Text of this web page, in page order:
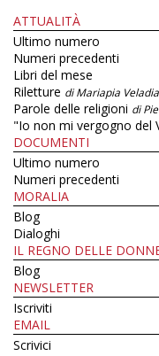
ATTUALITÀ
Ultimo numero
Numeri precedenti
Libri del mese
Riletture di Mariapia
Parole delle religioni di
"Io non mi vergogno del
DOCUMENTI
Ultimo numero
Numeri precedenti
MORALIA
Blog
Dialoghi
IL REGNO DELLE
Blog
NEWSLETTER
Iscriviti
EMAIL
Scrivici